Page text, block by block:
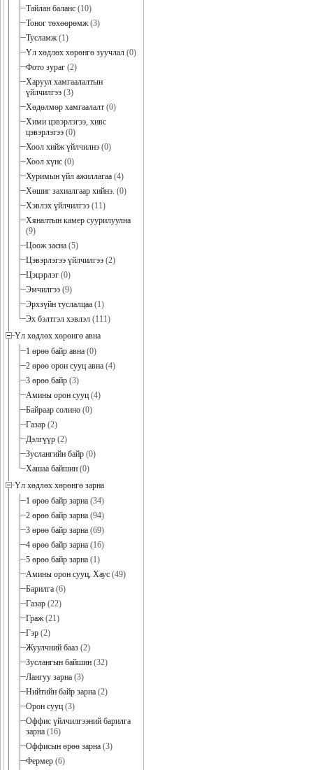
Тайлан баланс (10)
Тоног төхөөрөмж(3)
Тусламж(1)
Үл хөдлөх хөрөнгө зуучлал (0)
Фото зураг (2)
Харуул хамгаалалтын
үйлчилгээ (3)
Хөдөлмөр хамгаалалт (0)
Хими цэвэрлэгээ, хивс
цэвэрлэгээ (0)
Хоол хийж үйлчилнэ (0)
Хоол хүнс (0)
Хуримын үйл ажиллагаа (4)
Хөшиг захиалгаар хийнэ. (0)
Хэвлэх үйлчилгээ (11)
Хяналтын камер суурилуулна
(9)
Цоож засна (5)
Цэвэрлэгээ үйлчилгээ (2)
Цэцэрлэг (0)
Эмчилгээ (9)
Эрхзүйн туслалцаа (1)
Эх бэлтгэл хэвлэл (111)
Үл хөдлөх хөрөнгө авна
1 өрөө байр авна (0)
2 өрөө орон сууц авна (4)
3 өрөө байр (3)
Амины орон сууц (4)
Байраар солино (0)
Газар (2)
Дэлгүүр (2)
Зуслангийн байр (0)
Хашаа байшин (0)
Үл хөдлөх хөрөнгө зарна
1 өрөө байр зарна (34)
2 өрөө байр зарна (94)
3 өрөө байр зарна (69)
4 өрөө байр зарна (16)
5 өрөө байр зарна (1)
Амины орон сууц, Хаус (49)
Барилга (6)
Газар (22)
Граж(21)
Гэр (2)
Жуулчний бааз (2)
Зуслангын байшин (32)
Лангуу зарна (3)
Нийтийн байр зарна (2)
Орон сууц (3)
Оффис үйлчилгээний барилга
зарна (16)
Оффисын өрөө зарна (3)
Фермер (6)